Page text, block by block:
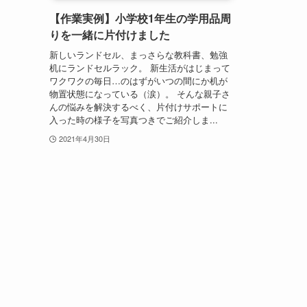
【作業実例】小学校1年生の学用品周
りを一緒に片付けました
新しいランドセル、まっさらな教科書、勉強
机にランドセルラック。 新生活がはじまって
ワクワクの毎日…のはずがいつの間にか机が
物置状態になっている（涙）。 そんな親子さ
んの悩みを解決するべく、片付けサポートに
入った時の様子を写真つきでご紹介しま...
2021年4月30日